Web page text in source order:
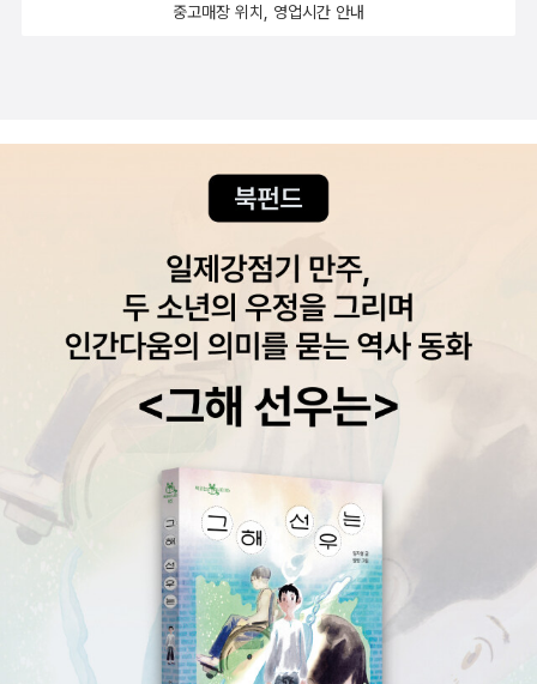
논의를 바탕으로 국가 간 갈등이 사이버 공간으로 표출된 사례들에
SA의 사례(황예은)”는 유럽연합의 사이버 안보 전략과 안보 위협 관
련 정보 네트워크 간 연결 지점을 살펴봄으로써, 유럽의 지역차원에
서 형성되고 있는 사이버 협력 거버넌스 모델을 살펴보았다. <저자
자대학교 정치외교학과 교수 이상지 서울대학교 정치외교학부 외교
학전공 대학원 김보라 이화여자대학교 정치외교학과 대학원 고은송
서울대학교 정치외교학부 외교학전공 이진경 이화여자대학교 정치외
교학과 대학원 이종진 서울대학교 국제문제연구소 주임연구원 유신
우 서울대학교 국제문제연구소 연구원 도호정 이화여자대학교 정치
외교학과 대학원 정하연 이화여자대학교 이화사회과학원 황예은 한
중일3국협력사무국(TCS) 정무연구원
중고매장 위치, 영업시간 안내